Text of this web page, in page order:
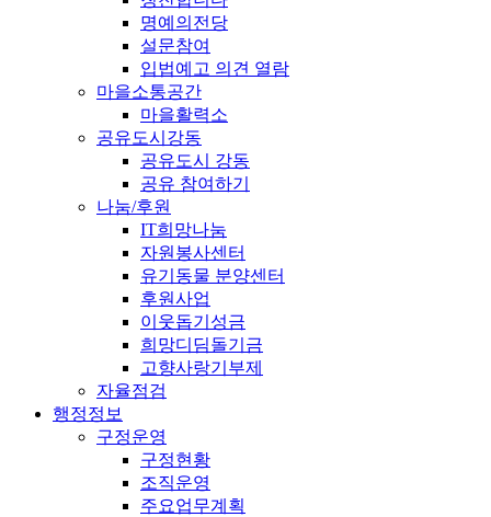
명예의전당
설문참여
입법예고 의견 열람
마을소통공간
마을활력소
공유도시강동
공유도시 강동
공유 참여하기
나눔/후원
IT희망나눔
자원봉사센터
유기동물 분양센터
후원사업
이웃돕기성금
희망디딤돌기금
고향사랑기부제
자율점검
행정정보
구정운영
구정현황
조직운영
주요업무계획